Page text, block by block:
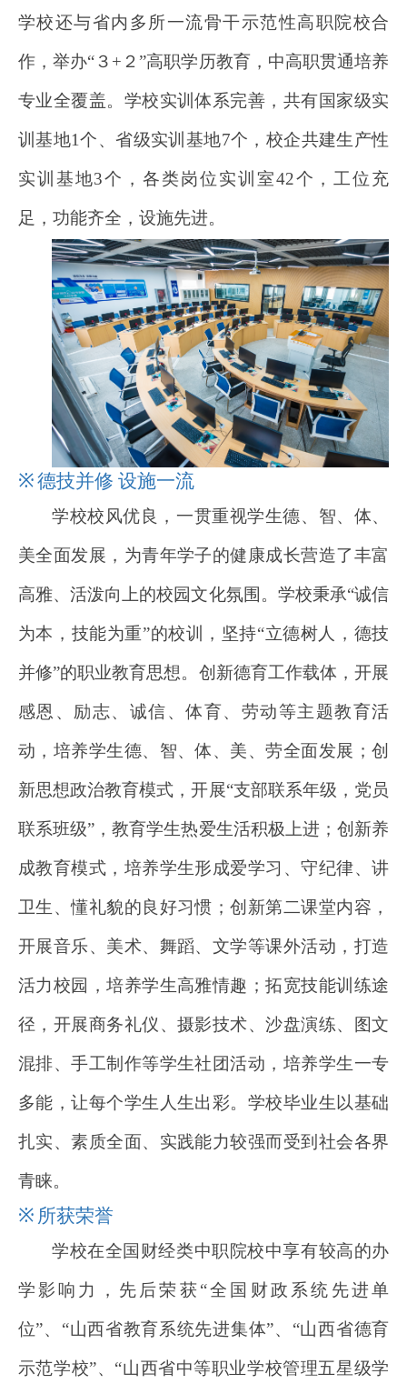
学校还与省内多所一流骨干示范性高职院校合
作，举办“３+２”高职学历教育，中高职贯通培养
专业全覆盖。学校实训体系完善，共有国家级实
训基地1个、省级实训基地7个，校企共建生产性
实训基地3个，各类岗位实训室42个，工位充
足，功能齐全，设施先进。
※德技并修 设施一流
学校校风优良，一贯重视学生德、智、体、
美全面发展，为青年学子的健康成长营造了丰富
高雅、活泼向上的校园文化氛围。学校秉承“诚信
为本，技能为重”的校训，坚持“立德树人，德技
并修”的职业教育思想。创新德育工作载体，开展
感恩、励志、诚信、体育、劳动等主题教育活
动，培养学生德、智、体、美、劳全面发展；创
新思想政治教育模式，开展“支部联系年级，党员
联系班级”，教育学生热爱生活积极上进；创新养
成教育模式，培养学生形成爱学习、守纪律、讲
卫生、懂礼貌的良好习惯；创新第二课堂内容，
开展音乐、美术、舞蹈、文学等课外活动，打造
活力校园，培养学生高雅情趣；拓宽技能训练途
径，开展商务礼仪、摄影技术、沙盘演练、图文
混排、手工制作等学生社团活动，培养学生一专
多能，让每个学生人生出彩。学校毕业生以基础
扎实、素质全面、实践能力较强而受到社会各界
青睐。
※ 所获荣誉
学校在全国财经类中职院校中享有较高的办
学影响力，先后荣获“全国财政系统先进单
位”、“山西省教育系统先进集体”、“山西省德育
示范学校”、“山西省中等职业学校管理五星级学